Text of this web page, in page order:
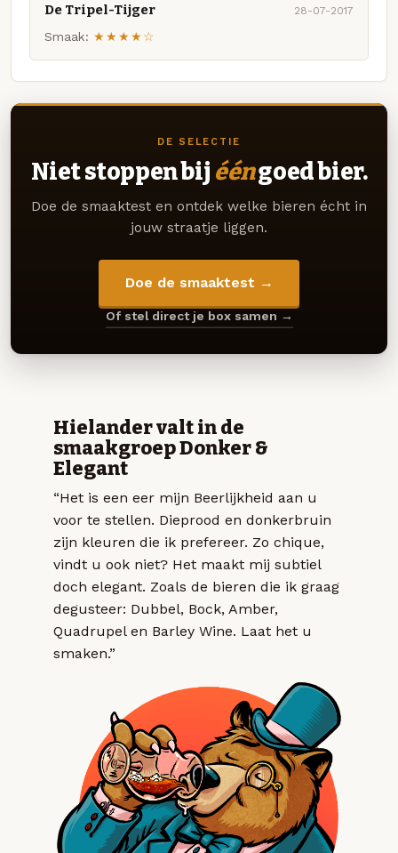
De Tripel-Tijger 28-07-2017
Smaak: ★★★★☆
DE SELECTIE
Niet stoppen bij ééngoed bier.
Doe de smaaktest en ontdek welke bieren écht in
jouw straatje liggen.
Doe de smaaktest →
Of stel direct je box samen →
Hielander valt in de
smaakgroep Donker &
Elegant
“Het is een eer mijn Beerlijkheid aan u
voor te stellen. Dieprood en donkerbruin
zijn kleuren die ik prefereer. Zo chique,
vindt u ook niet? Het maakt mij subtiel
doch elegant. Zoals de bieren die ik graag
degusteer: Dubbel, Bock, Amber,
Quadrupel en Barley Wine. Laat het u
smaken.”